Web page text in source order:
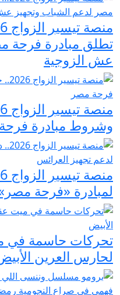
تطلق مبادرة فرحة
عش الزوجية
وشروط مبادرة
لمبادرة «فرحة
تحركات حاسمة في
لحارس العرين